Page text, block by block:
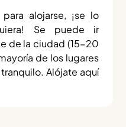
alojarse, ¡se lo
Se puede ir
de la ciudad (15-20
de los lugares
Alójate aquí